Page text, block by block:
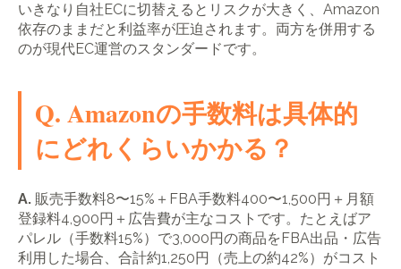
いきなり自社ECに切替えるとリスクが大きく、Amazon
依存のままだと利益率が圧迫されます。両方を併用する
のが現代EC運営のスタンダードです。
Q. Amazonの手数料は具体的
にどれくらいかかる？
A. 販売手数料8〜15%＋FBA手数料400〜1,500円＋月額
登録料4,900円＋広告費が主なコストです。たとえばア
パレル（手数料15%）で3,000円の商品をFBA出品・広告
利用した場合、合計約1,250円（売上の約42%）がコスト